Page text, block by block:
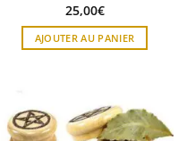
Note5sur
5
25,00€
AJOUTER AU PANIER